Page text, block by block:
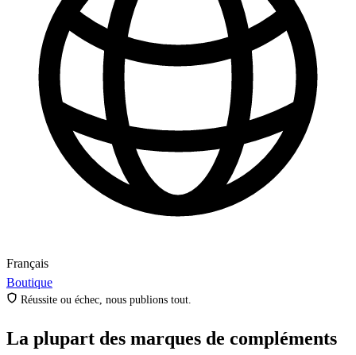
Français
Boutique
Réussite ou échec, nous publions tout.
La plupart des marques de compléments